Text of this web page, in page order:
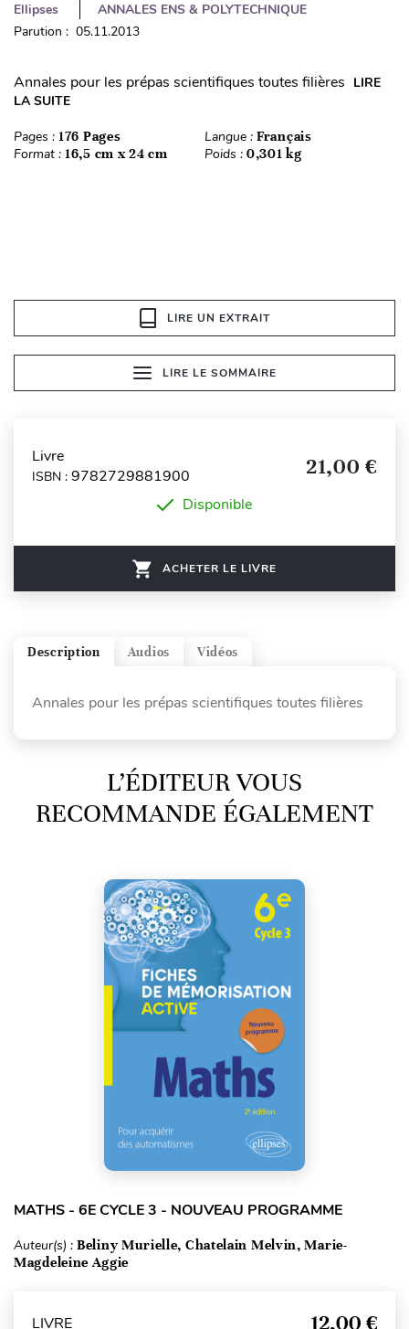
Ellipses
ANNALES ENS & POLYTECHNIQUE
Parution : 05.11.2013
Annales pour les prépas scientifiques toutes filières LIRE
LA SUITE
Pages : 176 Pages Langue : Français
Format : 16,5 cm x 24 cm Poids : 0,301 kg
LIRE UN EXTRAIT
LIRE LE SOMMAIRE
Livre
ISBN : 9782729881900 21,00 €
Disponible
ACHETER LE LIVRE
Vidéos
Audios
Description
Annales pour les prépas scientifiques toutes filières
L’ÉDITEUR VOUS
RECOMMANDE ÉGALEMENT
MATHS - 6E CYCLE 3 - NOUVEAU PROGRAMME
Auteur(s) : Beliny Murielle, Chatelain Melvin, Marie-
Magdeleine Aggie
LIVRE 12,00 €